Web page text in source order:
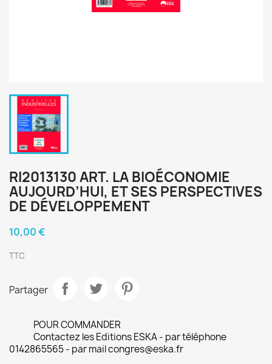
RI2013130 ART. LA BIOÉCONOMIE
AUJOURD’HUI, ET SES PERSPECTIVES
DE DÉVELOPPEMENT
10,00 €
TTC
Partager
POUR COMMANDER
Contactez les Editions ESKA - par téléphone
0142865565 - par mail congres@eska.fr